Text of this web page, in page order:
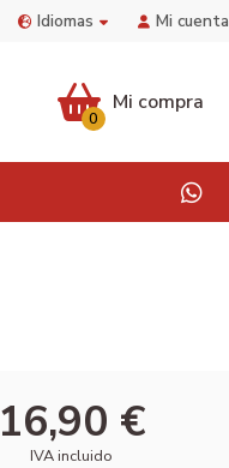
Idiomas Mi cuenta
Mi compra
0
16,90 €
IVA incluido